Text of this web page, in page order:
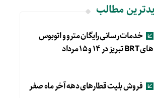
مطالب
خدمات رسانی رایگان مترو و اتوبوس
های BRT تبریز در ۱۴ و ۱۵ مرداد
فروش بلیت قطارهای دهه آخر ماه صفر